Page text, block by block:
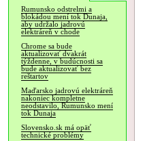
Rumunsko odstrelmi a
blokádou mení tok Dunaja,
aby udržalo jadrovú
elektráreň v chode
Chrome sa bude
aktualizovať dvakrát
týždenne, v budúcnosti sa
bude aktualizovať bez
reštartov
Maďarsko jadrovú elektráreň
nakoniec kompletne
neodstavilo, Rumunsko mení
tok Dunaja
Slovensko.sk má opäť
technické problémy